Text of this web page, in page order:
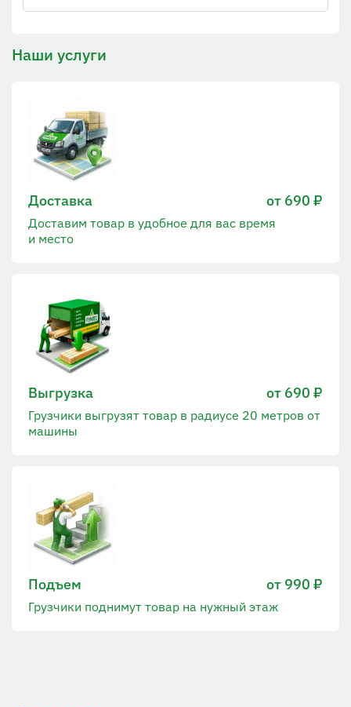
Наши услуги
Доставка от 690 ₽
Доставим товар в удобное для вас время
и место
Выгрузка от 690 ₽
Грузчики выгрузят товар в радиусе 20 метров от
машины
Подъем от 990 ₽
Грузчики поднимут товар на нужный этаж